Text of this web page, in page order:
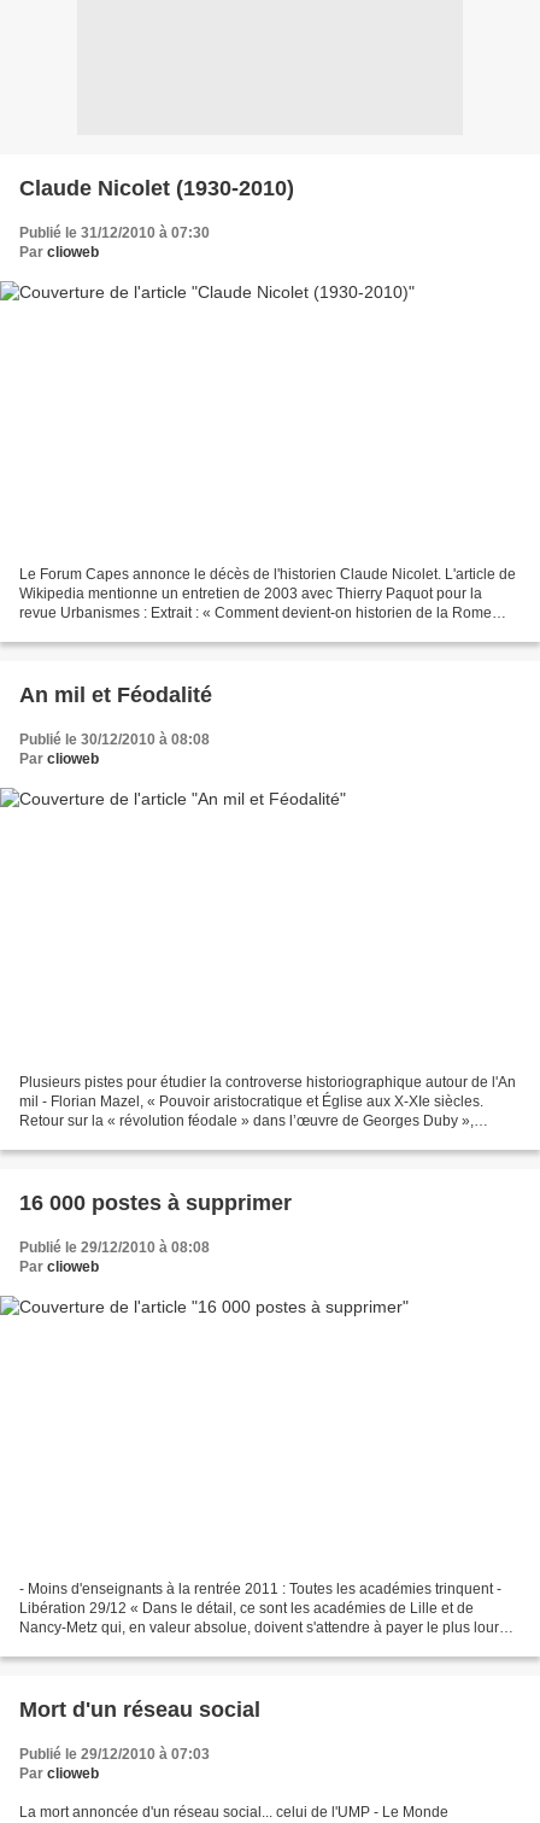
Claude Nicolet (1930-2010)
Publié le 31/12/2010 à 07:30
Par clioweb
Le Forum Capes annonce le décès de l'historien Claude Nicolet. L'article de
Wikipedia mentionne un entretien de 2003 avec Thierry Paquot pour la
revue Urbanismes : Extrait : « Comment devient-on historien de la Rome
An mil et Féodalité
Publié le 30/12/2010 à 08:08
Par clioweb
Plusieurs pistes pour étudier la controverse historiographique autour de l'An
mil - Florian Mazel, « Pouvoir aristocratique et Église aux X-XIe siècles.
Retour sur la « révolution féodale » dans l’œuvre de Georges Duby »,
16 000 postes à supprimer
Publié le 29/12/2010 à 08:08
Par clioweb
- Moins d'enseignants à la rentrée 2011 : Toutes les académies trinquent -
Libération 29/12 « Dans le détail, ce sont les académies de Lille et de
Nancy-Metz qui, en valeur absolue, doivent s'attendre à payer le plus lourd
Mort d'un réseau social
Publié le 29/12/2010 à 07:03
Par clioweb
La mort annoncée d'un réseau social... celui de l'UMP - Le Monde